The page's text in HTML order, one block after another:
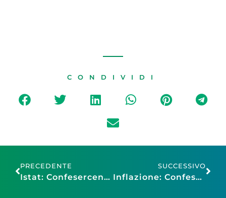
CONDIVIDI
PRECEDENTE
Istat: Confesercenti, “Conflitto frena la crescita e accelera i prezzi, possibile Pil in territorio negativo già nel secondo trimestre”
SUCCESSIVO
Inflazione: Confesercenti, si conferma fase resiliente, nonostante endemica incertezza fortemente condizionata da fattori esogeni